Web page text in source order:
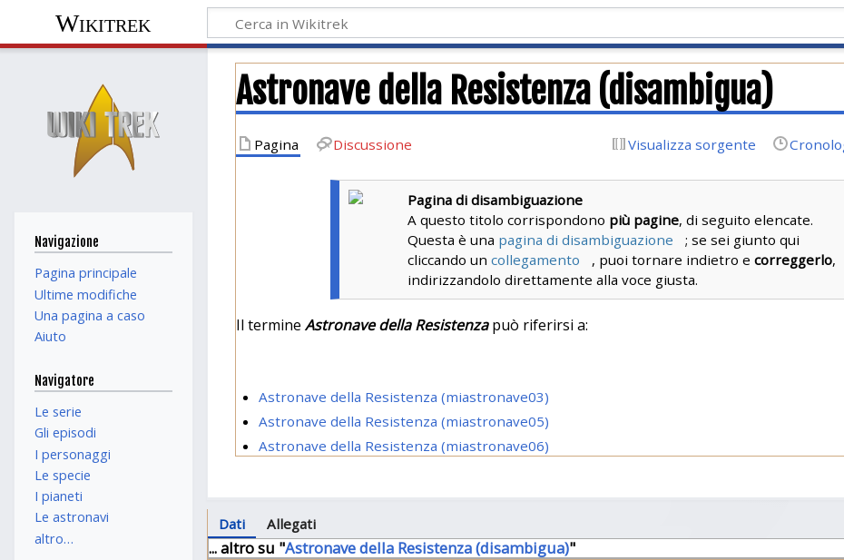
Wikitrek
Astronave della Resistenza (disambigua)
Pagina Discussione Visualizza sorgente
Pagina di disambiguazione
A questo titolo corrispondono più pagine, di seguito elencate.
Questa è una pagina di disambiguazione
; se sei giunto qui
cliccando un collegamento , puoi tornare indietro e correggerlo,
indirizzandolo direttamente alla voce giusta.
Il termineAstronave della Resistenzapuò riferirsi a:
Astronave della Resistenza (miastronave03)
Astronave della Resistenza (miastronave05)
Astronave della Resistenza (miastronave06)
Dati Allegati
... altro su "Astronave della Resistenza (disambigua)"
Navigazione
Pagina principale
Ultime modifiche
Una pagina a caso
Aiuto
Navigatore
Le serie
Gli episodi
I personaggi
Le specie
I pianeti
Le astronavi
altro…